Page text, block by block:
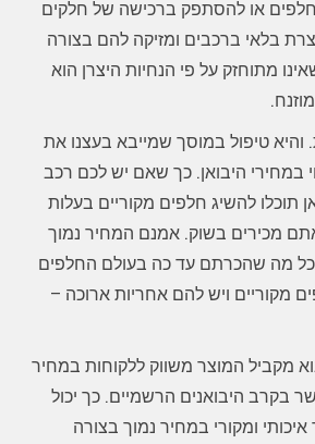
או להסתפק ברכישה של חלקים
בלאי ברכבים ומזיקה להם בצורה
מתוחזק על פי הנחיות היצרן הוא
והיא טיפול במוסך שמייבא בעצנו את
במחירי היבואן. כך שאם יש לכם רכב
תוכלו להשיג חלפים מקוריים בעלות
ממה שאתם מכירים בשוק. אמנם המחיר נמוך
מה שהכרתם עד כה בעולם החלפים
מקוריים ויש להם אחריות ארוכה –
מקביל המוצר משווק ללקוחות במחיר
בקרב היבואנים הרשמיים. כך יכול
ומקורי במחיר נמוך בצורה